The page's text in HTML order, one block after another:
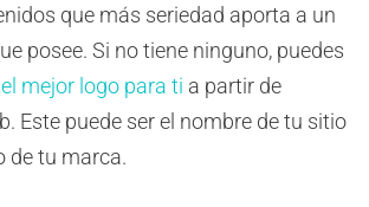
que más seriedad aporta a un
posee. Si no tiene ninguno, puedes
mejor logo para ti a partir de
Este puede ser el nombre de tu sitio
de tu marca.